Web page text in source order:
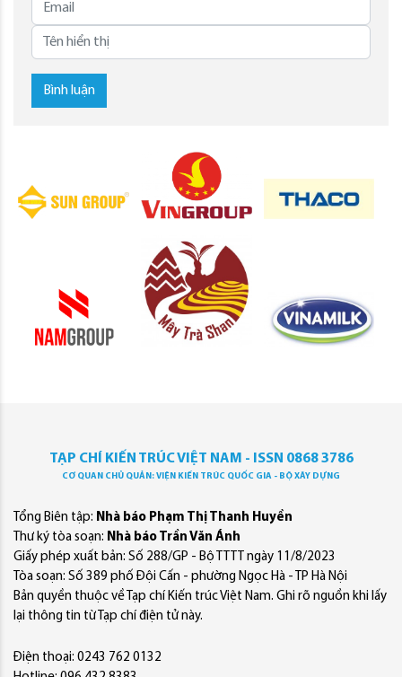
Bình luận
TẠP CHÍ KIẾN TRÚC VIỆT NAM - ISSN 0868 3786
CƠ QUAN CHỦ QUẢN: VIỆN KIẾN TRÚC QUỐC GIA - BỘ XÂY DỰNG
Tổng Biên tập: Nhà báo Phạm Thị Thanh Huyền
Thư ký tòa soạn: Nhà báo Trần Văn Ánh
Giấy phép xuất bản: Số 288/GP - Bộ TTTT ngày 11/8/2023
Tòa soạn: Số 389 phố Đội Cấn - phường Ngọc Hà - TP Hà Nội
Bản quyền thuộc về Tạp chí Kiến trúc Việt Nam. Ghi rõ nguồn khi lấy
lại thông tin từ Tạp chí điện tử này.
Điện thoại: 0243 762 0132